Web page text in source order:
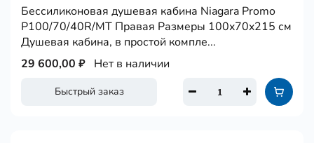
Бессиликоновая душевая кабина Niagara Promo
P100/70/40R/MT Правая Размеры 100x70x215 см
Душевая кабина, в простой компле...
Быстрый заказ
29 600,00 ₽ Нет в наличии